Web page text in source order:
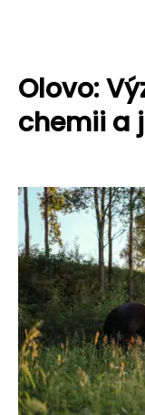
Olovo:
chemii a